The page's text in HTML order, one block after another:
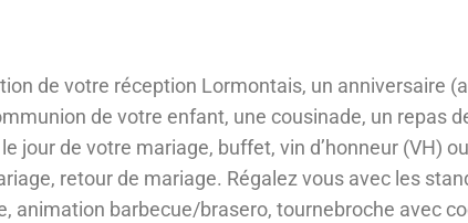
de votre réception Lormontais, un anniversaire
de votre enfant, une cousinade, un repas
jour de votre mariage, buffet, vin d’honneur (VH)
retour de mariage. Régalez vous avec les
animation barbecue/brasero, tournebroche avec